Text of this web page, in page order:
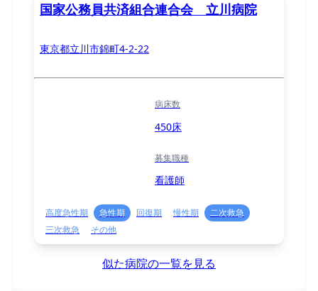
国家公務員共済組合連合会 立川病院
東京都立川市錦町4-2-22
病床数
450床
募集職種
看護師
高度急性期 急性期 回復期 慢性期
二次救急
三次救急
その他
似た病院の一覧を見る